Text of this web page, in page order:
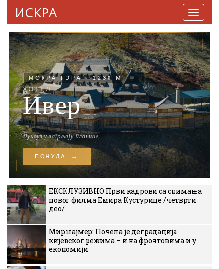
ИСКРА
ЕКСКЛУЗИВНО Први кадрови са снимања
новог филма Емира Кустурице /четврти
део/
Миршајмер: Почела је деградација
кијевског режима – и на фронтовима и у
економији